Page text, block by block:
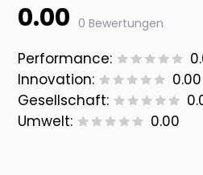
0.00 0 Bewertungen
Performance:
Innovation:
0.00
Gesellschaft:
Umwelt:
0.00